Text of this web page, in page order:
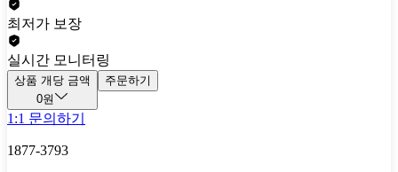
최저가 보장
실시간 모니터링
상품 개당 금액
0원
주문하기
1:1 문의하기
1877-3793